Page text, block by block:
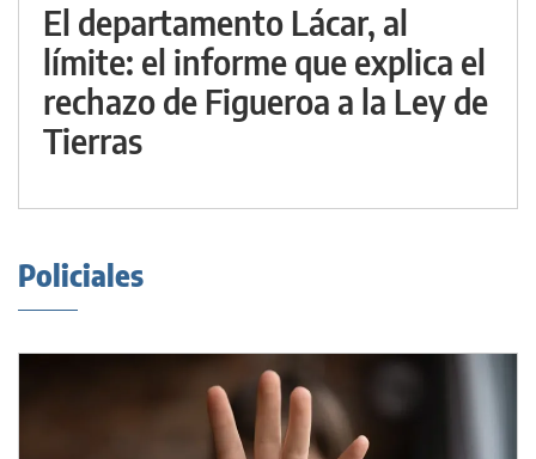
El departamento Lácar, al
límite: el informe que explica el
rechazo de Figueroa a la Ley de
Tierras
Policiales